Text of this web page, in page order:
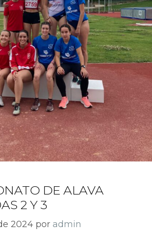
DE ALAVA
2 Y 3
2024 por admin